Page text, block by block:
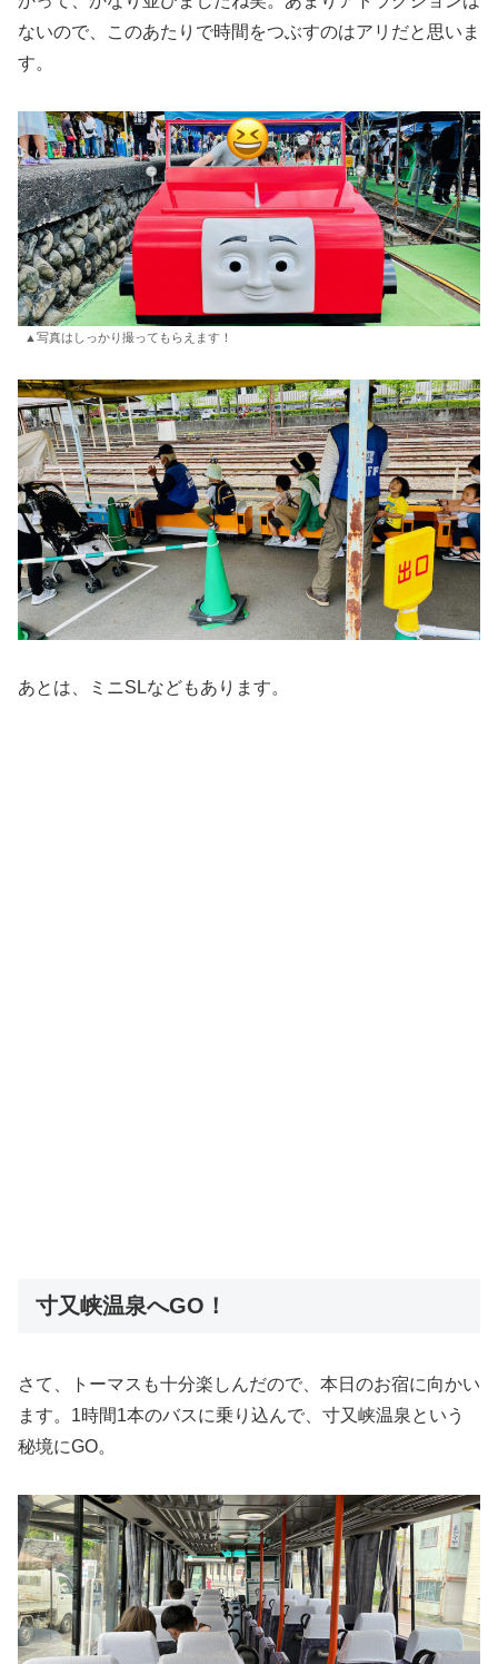
ないので、このあたりで時間をつぶすのはアリだと思いま
す。
▲写真はしっかり撮ってもらえます！
あとは、ミニSLなどもあります。
寸又峡温泉へGO！
さて、トーマスも十分楽しんだので、本日のお宿に向かい
ます。1時間1本のバスに乗り込んで、寸又峡温泉という
秘境にGO。